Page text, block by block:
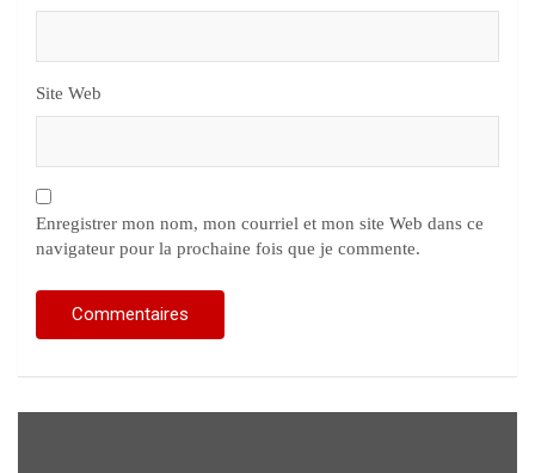
Site Web
Enregistrer mon nom, mon courriel et mon site Web dans ce
navigateur pour la prochaine fois que je commente.